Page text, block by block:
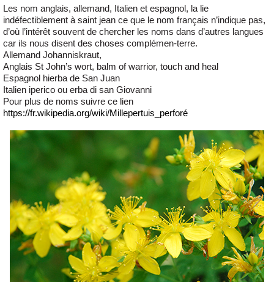
Les nom anglais, allemand, Italien et espagnol, la lie
indéfectiblement à saint jean ce que le nom français n’indique pas,
d’où l’intérêt souvent de chercher les noms dans d’autres langues
car ils nous disent des choses complémen-terre.
Allemand Johanniskraut,
Anglais St John’s wort, balm of warrior, touch and heal
Espagnol hierba de San Juan
Italien iperico ou erba di san Giovanni
Pour plus de noms suivre ce lien
https://fr.wikipedia.org/wiki/Millepertuis_perforé